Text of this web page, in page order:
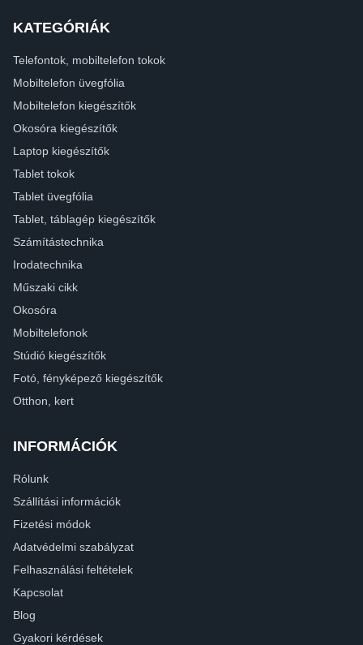
KATEGÓRIÁK
Telefontok, mobiltelefon tokok
Mobiltelefon üvegfólia
Mobiltelefon kiegészítők
Okosóra kiegészítők
Laptop kiegészítők
Tablet tokok
Tablet üvegfólia
Tablet, táblagép kiegészítők
Számítástechnika
Irodatechnika
Műszaki cikk
Okosóra
Mobiltelefonok
Stúdió kiegészítők
Fotó, fényképező kiegészítők
Otthon, kert
INFORMÁCIÓK
Rólunk
Szállítási információk
Fizetési módok
Adatvédelmi szabályzat
Felhasználási feltételek
Kapcsolat
Blog
Gyakori kérdések